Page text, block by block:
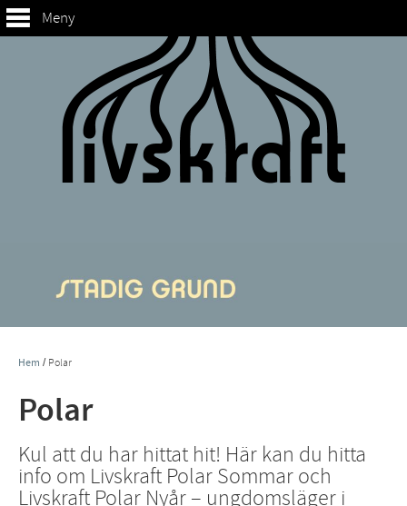
Meny
Hem / Polar
Polar
Kul att du har hittat hit! Här kan du hitta
info om Livskraft Polar Sommar och
Livskraft Polar Nyår – ungdomsläger i